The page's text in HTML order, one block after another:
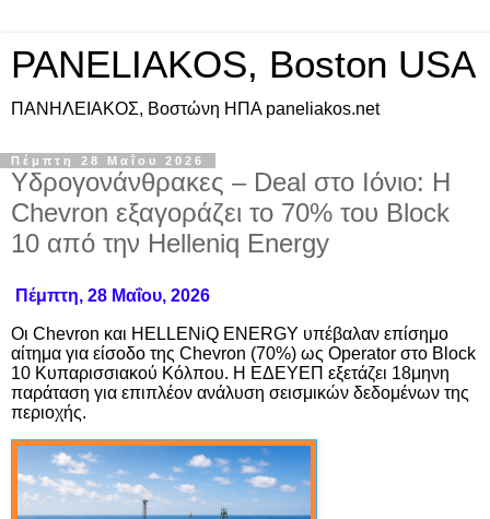
PANELIAKOS, Boston USA
ΠAΝΗΛΕΙΑΚΟΣ, Βοστώνη ΗΠΑ paneliakos.net
Πέμπτη 28 Μαΐου 2026
Υδρογονάνθρακες – Deal στο Ιόνιο: Η
Chevron εξαγοράζει το 70% του Block
10 από την Helleniq Energy
Πέμπτη, 28 Μαΐου, 2026
Οι Chevron και HELLENiQ ENERGY υπέβαλαν επίσημο
αίτημα για είσοδο της Chevron (70%) ως Operator στο Block
10 Κυπαρισσιακού Κόλπου. Η ΕΔΕΥΕΠ εξετάζει 18μηνη
παράταση για επιπλέον ανάλυση σεισμικών δεδομένων της
περιοχής.